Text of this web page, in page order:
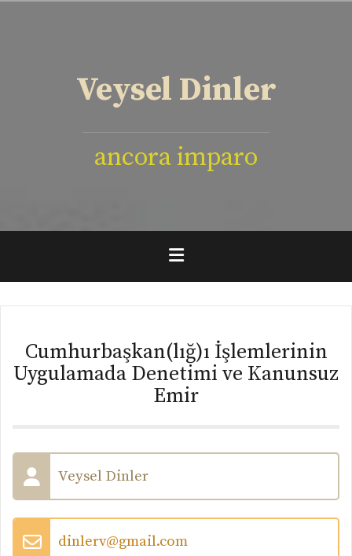
Veysel Dinler
ancora imparo
Cumhurbaşkan(lığ)ı İşlemlerinin
Uygulamada Denetimi ve Kanunsuz
Emir
Veysel Dinler
dinlerv@gmail.com